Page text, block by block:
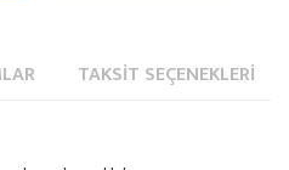
TAKSIT SEÇENEKLERI